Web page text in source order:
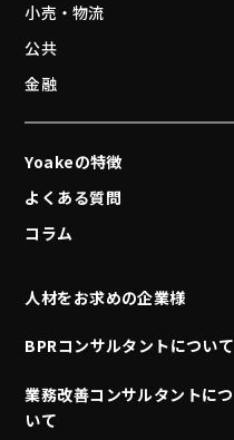
小売・物流
公共
金融
Yoakeの特徴
よくある質問
コラム
人材をお求めの企業様
BPRコンサルタントについて
業務改善コンサルタントにつ
いて